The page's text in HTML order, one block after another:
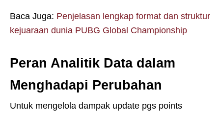
Baca Juga: Penjelasan lengkap format dan struktur
kejuaraan dunia PUBG Global Championship
Peran Analitik Data dalam
Menghadapi Perubahan
Untuk mengelola dampak update pgs points